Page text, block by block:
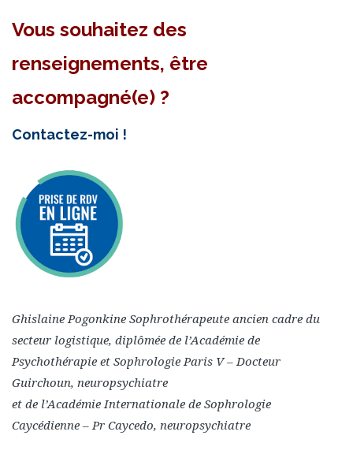
Vous souhaitez des
renseignements, être
accompagné(e) ?
Contactez-moi !
Ghislaine Pogonkine Sophrothérapeute ancien cadre du
secteur logistique, diplômée de l’Académie de
Psychothérapie et Sophrologie Paris V – Docteur
Guirchoun, neuropsychiatre
et de l’Académie Internationale de Sophrologie
Caycédienne – Pr Caycedo, neuropsychiatre